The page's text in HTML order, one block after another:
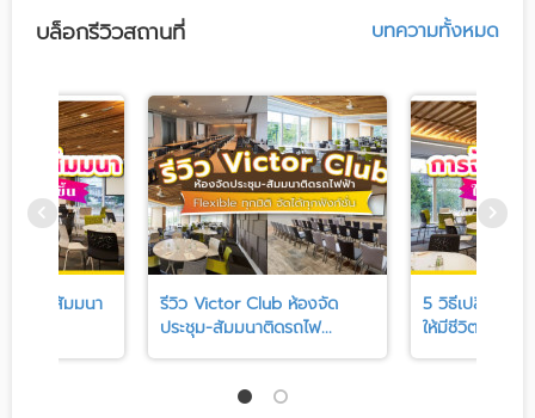
บล็อกรีวิวสถานที่ บทความทั้งหมด
อบรม สัมมนา
รีวิว Victor Club ห้องจัด
ประชุม-สัมมนาติดรถไฟ...
5 วิธีเปลี่ยนงา
ให้มีชีวิตชีวา